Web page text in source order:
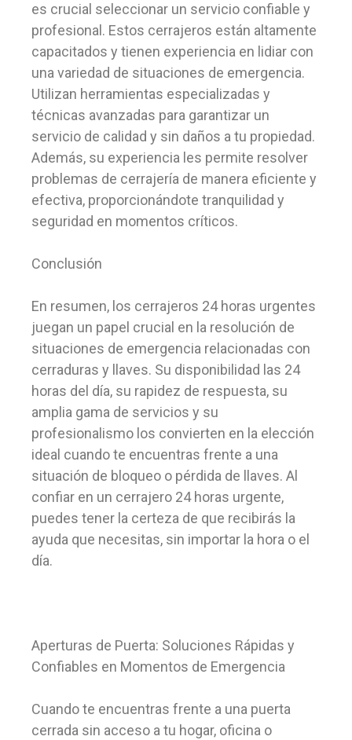
es crucial seleccionar un servicio confiable y
profesional. Estos cerrajeros están altamente
capacitados y tienen experiencia en lidiar con
una variedad de situaciones de emergencia.
Utilizan herramientas especializadas y
técnicas avanzadas para garantizar un
servicio de calidad y sin daños a tu propiedad.
Además, su experiencia les permite resolver
problemas de cerrajería de manera eficiente y
efectiva, proporcionándote tranquilidad y
seguridad en momentos críticos.
Conclusión
En resumen, los cerrajeros 24 horas urgentes
juegan un papel crucial en la resolución de
situaciones de emergencia relacionadas con
cerraduras y llaves. Su disponibilidad las 24
horas del día, su rapidez de respuesta, su
amplia gama de servicios y su
profesionalismo los convierten en la elección
ideal cuando te encuentras frente a una
situación de bloqueo o pérdida de llaves. Al
confiar en un cerrajero 24 horas urgente,
puedes tener la certeza de que recibirás la
ayuda que necesitas, sin importar la hora o el
día.
Aperturas de Puerta: Soluciones Rápidas y
Confiables en Momentos de Emergencia
Cuando te encuentras frente a una puerta
cerrada sin acceso a tu hogar, oficina o